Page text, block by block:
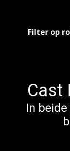
Filter op
Cast
In